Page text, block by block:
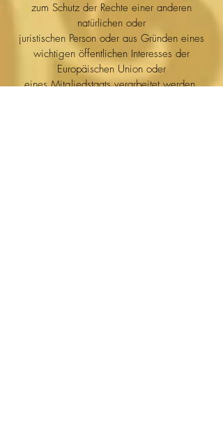
zum Schutz der Rechte einer anderen
natürlichen oder
juristischen Person oder aus Gründen eines
wichtigen öffentlichen Interesses der
Europäischen Union oder
eines Mitgliedstaats verarbeitet werden.